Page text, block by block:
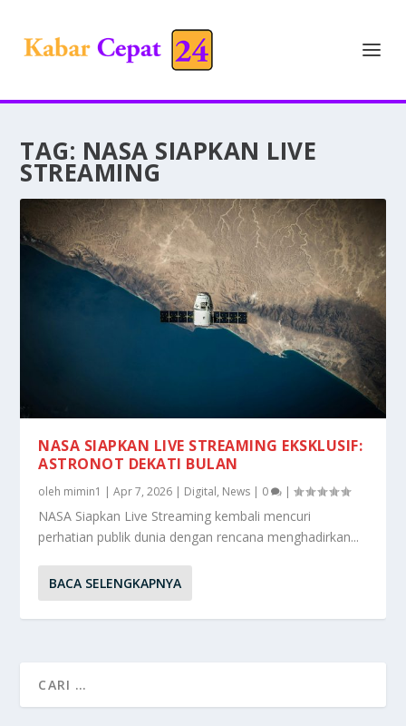
TAG: NASA SIAPKAN LIVE
STREAMING
NASA SIAPKAN LIVE STREAMING EKSKLUSIF:
ASTRONOT DEKATI BULAN
oleh mimin1 |Apr 7, 2026 | Digital, News | 0 |
NASA Siapkan Live Streaming kembali mencuri
perhatian publik dunia dengan rencana menghadirkan...
BACA SELENGKAPNYA